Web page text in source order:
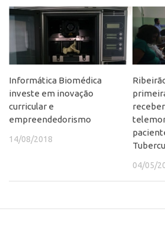
Edição 2017
Inovação em Números
Propriedade Intelectual
Formas de Proteção
Patentes
Softwares
Informática Biomédica
investe em inovação
curricular e
empreendedorismo
14/08/2018
04/05/